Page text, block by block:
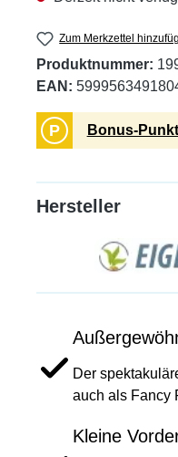
Zum Merkzettel
Produktnummer:
EAN:
P Bonus-
Hersteller
Der
auch als Fancy
Kleine